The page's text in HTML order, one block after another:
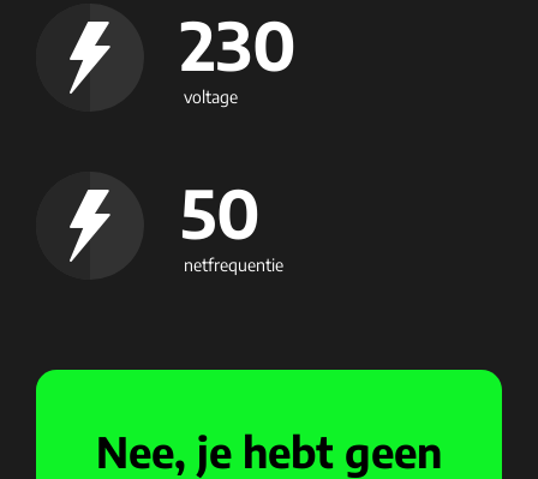
230
voltage
50
netfrequentie
Nee, je hebt geen